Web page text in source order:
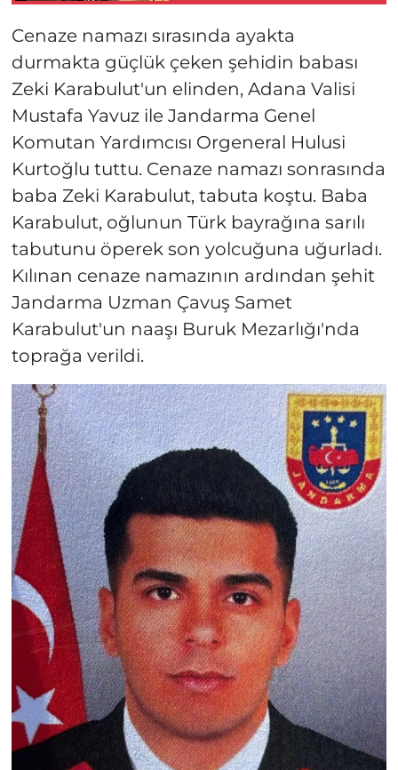
Cenaze namazı sırasında ayakta
durmakta güçlük çeken şehidin babası
Zeki Karabulut'un elinden, Adana Valisi
Mustafa Yavuz ile Jandarma Genel
Komutan Yardımcısı Orgeneral Hulusi
Kurtoğlu tuttu. Cenaze namazı sonrasında
baba Zeki Karabulut, tabuta koştu. Baba
Karabulut, oğlunun Türk bayrağına sarılı
tabutunu öperek son yolcuğuna uğurladı.
Kılınan cenaze namazının ardından şehit
Jandarma Uzman Çavuş Samet
Karabulut'un naaşı Buruk Mezarlığı'nda
toprağa verildi.